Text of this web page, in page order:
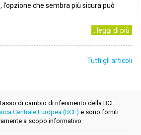
che sembra più sicura può
..leggi di più
Tutti gli articoli
di cambio di riferimento della BCE
Centrale Europea (BCE) e sono forniti
a scopo informativo.